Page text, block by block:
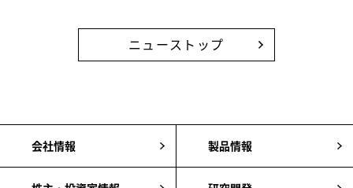
ニューストップ
会社情報 製品情報